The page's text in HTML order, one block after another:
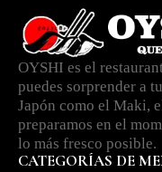
OYSHI es el
puedes sorprender a
Japón como el Maki,
preparamos en el
lo más fresco posible.
CATEGORÍAS DE